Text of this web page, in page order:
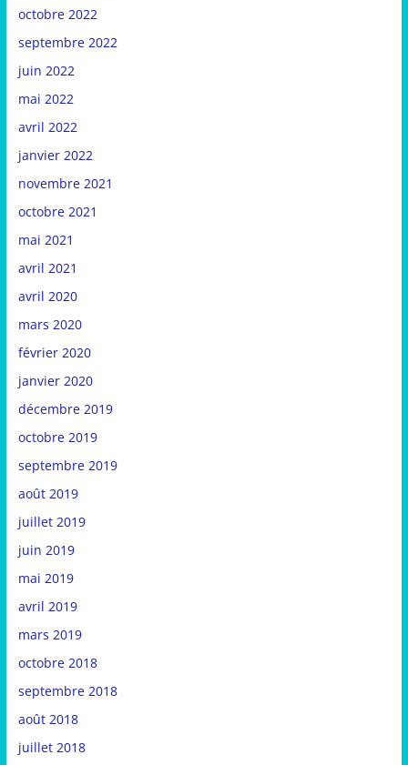
octobre 2022
septembre 2022
juin 2022
mai 2022
avril 2022
janvier 2022
novembre 2021
octobre 2021
mai 2021
avril 2021
avril 2020
mars 2020
février 2020
janvier 2020
décembre 2019
octobre 2019
septembre 2019
août 2019
juillet 2019
juin 2019
mai 2019
avril 2019
mars 2019
octobre 2018
septembre 2018
août 2018
juillet 2018